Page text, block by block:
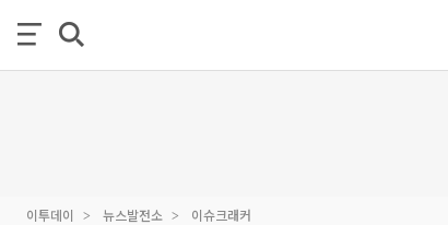
이투데이 뉴스발전소 이슈크래커